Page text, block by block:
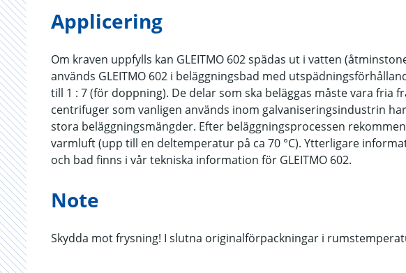
Applicering
Om kraven uppfylls kan GLEITMO 602 spädas ut i vatten
används GLEITMO 602 i beläggningsbad med
till 1 : 7 (för doppning). De delar som ska beläggas måste vara fria
centrifuger som vanligen används inom galvaniseringsindustrin
stora beläggningsmängder. Efter beläggningsprocessen
varmluft (upp till en deltemperatur på ca 70 °C). Ytterligare
och bad finns i vår tekniska information för GLEITMO 602.
Note
Skydda mot frysning! I slutna originalförpackningar i